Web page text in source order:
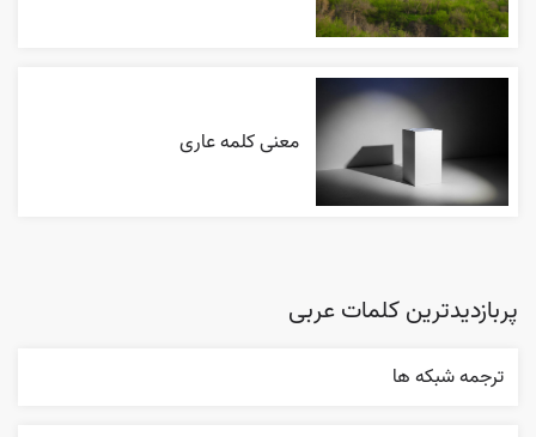
معنی کلمه عاری
پربازدیدترین کلمات عربی
ترجمه شبکه ها